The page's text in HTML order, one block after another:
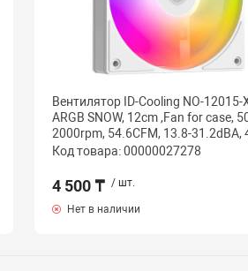
Вентилятор ID-Cooling NO-12015-
ARGB SNOW, 12cm ,Fan for case,
2000rpm, 54.6CFM, 13.8-31.2dBA,
Код товара: 00000027278
4 500 ₸ / шт.
Нет в наличии